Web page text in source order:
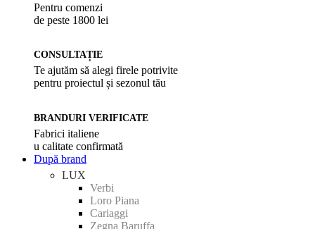
Pentru comenzi
de peste 1800 lei
CONSULTAȚIE
Te ajutăm să alegi firele potrivite
pentru proiectul și sezonul tău
BRANDURI VERIFICATE
Fabrici italiene
u calitate confirmată
După brand
LUX
Verbi
Loro Piana
Cariaggi
Zegna Baruffa